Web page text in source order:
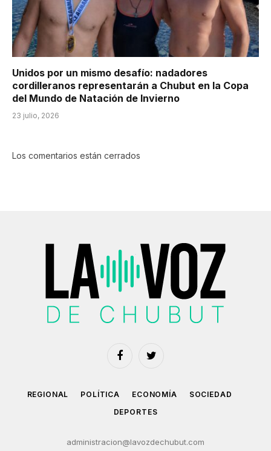
Unidos por un mismo desafío: nadadores
cordilleranos representarán a Chubut en la Copa
del Mundo de Natación de Invierno
23 julio, 2026
Los comentarios están cerrados
FacebookTwitter
REGIONAL POLÍTICA ECONOMÍA
SOCIEDAD
DEPORTES
administracion@lavozdechubut.com